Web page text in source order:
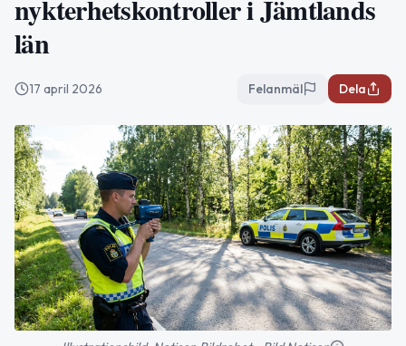
nykterhetskontroller i Jämtlands
län
17 april 2026 Felanmäl Dela